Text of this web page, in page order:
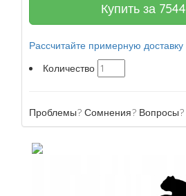
Купить за 7544
Рассчитайте примерную доставку
Количество
Проблемы? Сомнения? Вопросы?